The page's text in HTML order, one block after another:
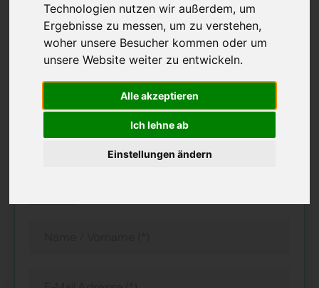
Technologien nutzen wir außerdem, um
Ergebnisse zu messen, um zu verstehen,
woher unsere Besucher kommen oder um
unsere Website weiter zu entwickeln.
Alle akzeptieren
Ich lehne ab
Einstellungen ändern
Stellenreferenz:38301 Region:Ostschweiz
Bitte bewerben Sie sich nur auf eine Stelle! Wir
informieren Sie nach Erhalt Ihres CV über alle
aktuellen Möglichkeiten.
(*) Pflichtfelder